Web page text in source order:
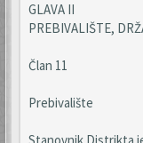
GLAVA II
PREBIVALIŠTE,
Član 11
Prebivalište